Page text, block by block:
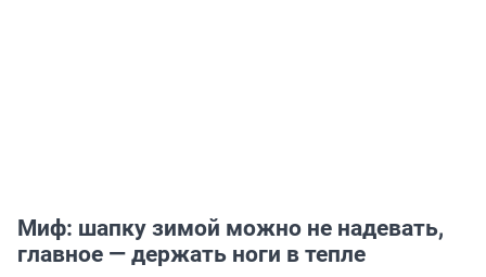
Миф: шапку зимой можно не надевать,
главное — держать ноги в тепле